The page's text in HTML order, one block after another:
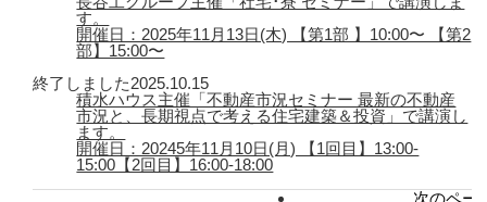
す。
開催日：2025年11月13日(木) 【第1部 】10:00〜 【第2
部】15:00〜
終了しました2025.10.15
積水ハウス主催「不動産市況セミナー 最新の不動産
市況と、長期視点で考える住宅建築＆投資」で講演し
ます。
開催日：20245年11月10日(月) 【1回目】13:00-
15:00【2回目】16:00-18:00
次のペー